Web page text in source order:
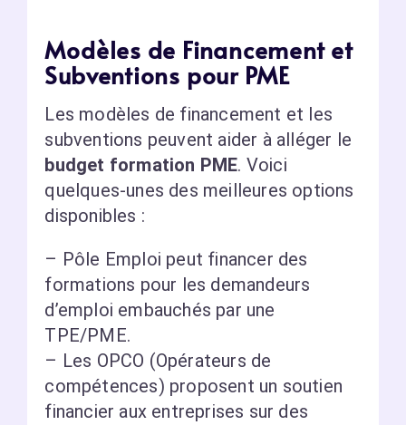
Modèles de Financement et
Subventions pour PME
Les modèles de financement et les
subventions peuvent aider à alléger le
budget formation PME. Voici
quelques-unes des meilleures options
disponibles :
– Pôle Emploi peut financer des
formations pour les demandeurs
d’emploi embauchés par une
TPE/PME.
– Les OPCO (Opérateurs de
compétences) proposent un soutien
financier aux entreprises sur des